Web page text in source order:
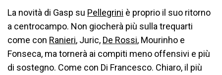
La novità di Gasp su Pellegrini è proprio il suo ritorno
a centrocampo. Non giocherà più sulla trequarti
come con Ranieri, Juric, De Rossi, Mourinho e
Fonseca, ma tornerà ai compiti meno offensivi e più
di sostegno. Come con Di Francesco. Chiaro, il più